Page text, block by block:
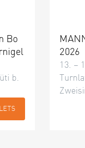
Bo
b.
2026
13. –